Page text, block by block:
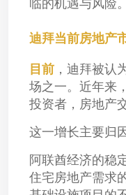
迪拜当前房地产
目前 ，迪拜被认
场之一。近年来
投资者，房地产
这一增长主要归
阿联酋经济的稳
住宅房地产需求